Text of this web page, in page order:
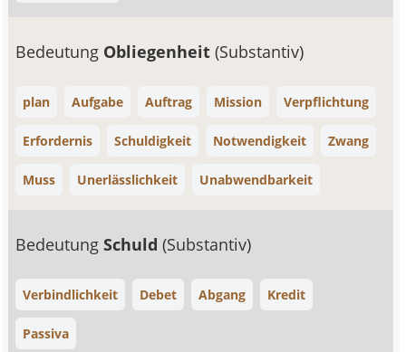
Bedeutung Obliegenheit(Substantiv)
plan Aufgabe Auftrag Mission Verpflichtung
Erfordernis Schuldigkeit Notwendigkeit Zwang
Muss Unerlässlichkeit Unabwendbarkeit
BedeutungSchuld(Substantiv)
Verbindlichkeit Debet Abgang Kredit
Passiva